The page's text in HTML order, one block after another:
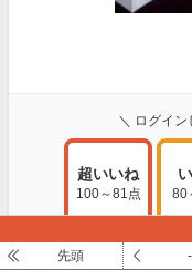
＼ ログイン
超いいね
100～81点 80
先頭